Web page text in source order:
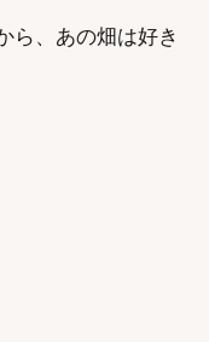
ら、あの畑は好き